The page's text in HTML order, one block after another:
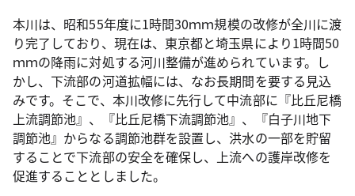
本川は、昭和55年度に1時間30ｍｍ規模の改修が全川に渡
り完了しており、現在は、東京都と埼玉県により1時間50
ｍｍの降雨に対処する河川整備が進められています。し
かし、下流部の河道拡幅には、なお長期間を要する見込
みです。そこで、本川改修に先行して中流部に『比丘尼橋
上流調節池』、『比丘尼橋下流調節池』、『白子川地下
調節池』からなる調節池群を設置し、洪水の一部を貯留
することで下流部の安全を確保し、上流への護岸改修を
促進することとしました。